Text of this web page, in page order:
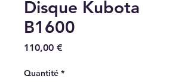
Disque Kubota
B1600
110,00 €Prix
Quantité *